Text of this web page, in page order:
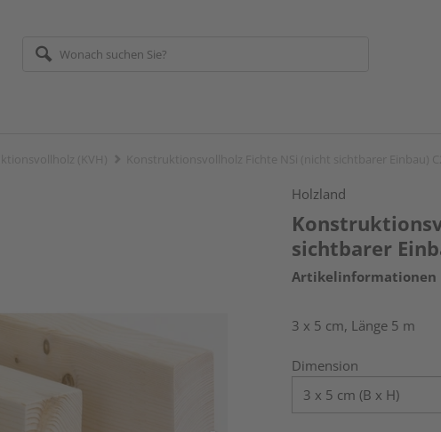
Holzland
sichtbarer
Artikelinformationen
3 x 5 cm, Länge 5 m
Dimension